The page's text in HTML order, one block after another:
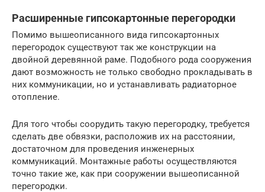
Расширенные гипсокартонные перегородки
Помимо вышеописанного вида гипсокартонных
перегородок существуют так же конструкции на
двойной деревянной раме. Подобного рода сооружения
дают возможность не только свободно прокладывать в
них коммуникации, но и устанавливать радиаторное
отопление.
Для того чтобы соорудить такую перегородку, требуется
сделать две обвязки, расположив их на расстоянии,
достаточном для проведения инженерных
коммуникаций. Монтажные работы осуществляются
точно такие же, как при сооружении вышеописанной
перегородки.